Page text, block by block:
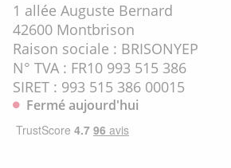
1 allée Auguste Bernard
42600 Montbrison
Raison sociale : BRISONYEP
N° TVA : FR10 993 515 386
SIRET : 993 515 386 00015
Fermé aujourd'hui